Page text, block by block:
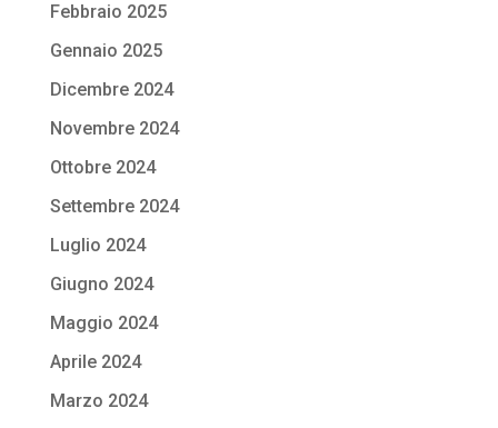
Febbraio 2025
Gennaio 2025
Dicembre 2024
Novembre 2024
Ottobre 2024
Settembre 2024
Luglio 2024
Giugno 2024
Maggio 2024
Aprile 2024
Marzo 2024